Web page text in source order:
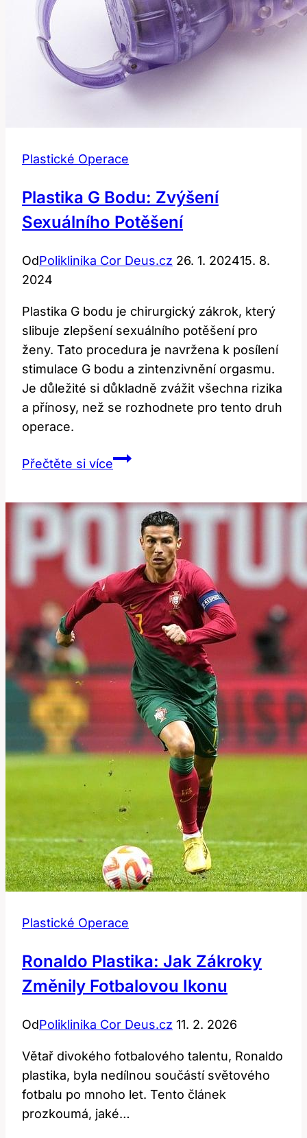
Plastické Operace
Plastika G Bodu: Zvýšení
Sexuálního Potěšení
OdPoliklinika Cor Deus.cz 26. 1. 202415. 8.
2024
Plastika G bodu je chirurgický zákrok, který
slibuje zlepšení sexuálního potěšení pro
ženy. Tato procedura je navržena k posílení
stimulace G bodu a zintenzivnění orgasmu.
Je důležité si důkladně zvážit všechna rizika
a přínosy, než se rozhodnete pro tento druh
operace.
Přečtěte si vícePlastika
Zvýšení
sexuálního
potěšení
Plastické Operace
Ronaldo Plastika: Jak Zákroky
Změnily Fotbalovou Ikonu
OdPoliklinika Cor Deus.cz 11. 2. 2026
Větař divokého fotbalového talentu, Ronaldo
plastika, byla nedílnou součástí světového
fotbalu po mnoho let. Tento článek
prozkoumá, jaké…